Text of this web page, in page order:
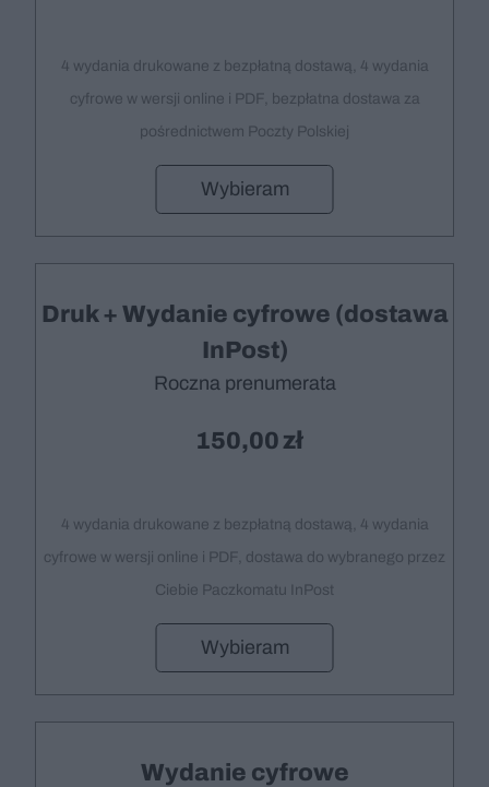
4 wydania drukowane z bezpłatną dostawą, 4 wydania
cyfrowe w wersji online i PDF, bezpłatna dostawa za
pośrednictwem Poczty Polskiej
Wybieram
Druk + Wydanie cyfrowe (dostawa
InPost)
Roczna prenumerata
150,00
4 wydania drukowane z bezpłatną dostawą, 4 wydania
cyfrowe w wersji online i PDF, dostawa do wybranego przez
Ciebie Paczkomatu InPost
Wybieram
Wydanie cyfrowe